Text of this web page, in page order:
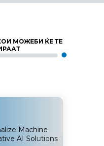
МОЖЕБИ ЌЕ ТЕ
Machine
AI Solutions